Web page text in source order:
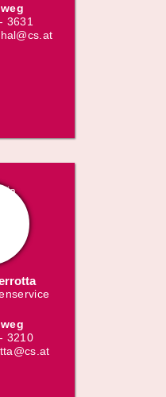
3631
3210